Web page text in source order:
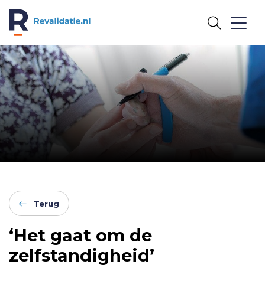
REVALIDATIE.NL
Terug
‘Het gaat om de
zelfstandigheid’